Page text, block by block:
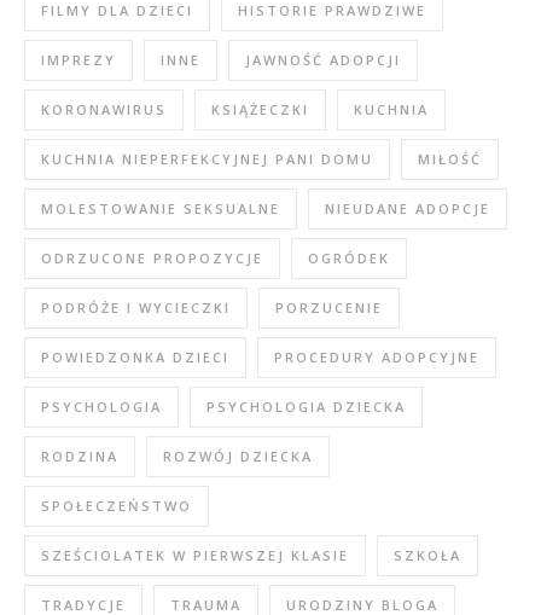
FILMY DLA DZIECI HISTORIE PRAWDZIWE
IMPREZY INNE JAWNOŚĆ ADOPCJI
KORONAWIRUS KSIĄŻECZKI KUCHNIA
KUCHNIA NIEPERFEKCYJNEJ PANI DOMU MIŁOŚĆ
MOLESTOWANIE SEKSUALNE NIEUDANE ADOPCJE
ODRZUCONE PROPOZYCJE OGRÓDEK
PODRÓŻE I WYCIECZKI PORZUCENIE
POWIEDZONKA DZIECI PROCEDURY ADOPCYJNE
PSYCHOLOGIA PSYCHOLOGIA DZIECKA
RODZINA ROZWÓJ DZIECKA
SPOŁECZEŃSTWO
SZEŚCIOLATEK W PIERWSZEJ KLASIE SZKOŁA
TRADYCJE TRAUMA URODZINY BLOGA